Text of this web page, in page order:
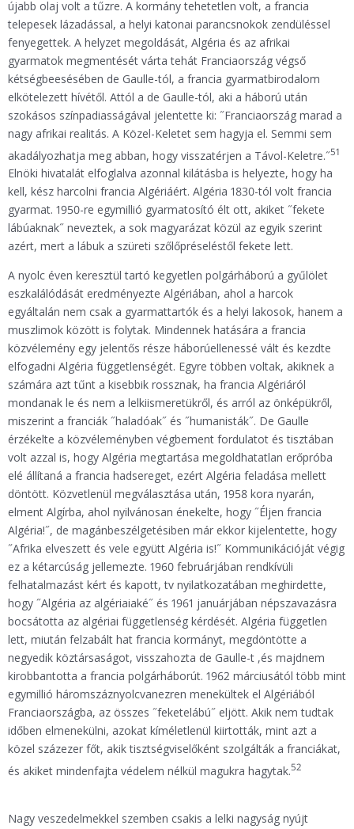
újabb olaj volt a tűzre. A kormány tehetetlen volt, a francia
telepesek lázadással, a helyi katonai parancsnokok zendüléssel
fenyegettek. A helyzet megoldását, Algéria és az afrikai
gyarmatok megmentését várta tehát Franciaország végső
kétségbeesésében de Gaulle-tól, a francia gyarmatbirodalom
elkötelezett hívétől. Attól a de Gaulle-tól, aki a háború után
szokásos színpadiasságával jelentette ki: ˝Franciaország marad a
nagy afrikai realitás. A Közel-Keletet sem hagyja el. Semmi sem
akadályozhatja meg abban, hogy visszatérjen a Távol-Keletre.˝51
Elnöki hivatalát elfoglalva azonnal kilátásba is helyezte, hogy ha
kell, kész harcolni francia Algériáért. Algéria 1830-tól volt francia
gyarmat. 1950-re egymillió gyarmatosító élt ott, akiket ˝fekete
lábúaknak˝ neveztek, a sok magyarázat közül az egyik szerint
azért, mert a lábuk a szüreti szőlőpréseléstől fekete lett.
A nyolc éven keresztül tartó kegyetlen polgárháború a gyűlölet
eszkalálódását eredményezte Algériában, ahol a harcok
egyáltalán nem csak a gyarmattartók és a helyi lakosok, hanem a
muszlimok között is folytak. Mindennek hatására a francia
közvélemény egy jelentős része háborúellenessé vált és kezdte
elfogadni Algéria függetlenségét. Egyre többen voltak, akiknek a
számára azt tűnt a kisebbik rossznak, ha francia Algériáról
mondanak le és nem a lelkiismeretükről, és arról az önképükről,
miszerint a franciák ˝haladóak˝ és ˝humanisták˝. De Gaulle
érzékelte a közvéleményben végbement fordulatot és tisztában
volt azzal is, hogy Algéria megtartása megoldhatatlan erőpróba
elé állítaná a francia hadsereget, ezért Algéria feladása mellett
döntött. Közvetlenül megválasztása után, 1958 kora nyarán,
elment Algírba, ahol nyilvánosan énekelte, hogy ˝Éljen francia
Algéria!˝, de magánbeszélgetésiben már ekkor kijelentette, hogy
˝Afrika elveszett és vele együtt Algéria is!˝ Kommunikációját végig
ez a kétarcúság jellemezte. 1960 februárjában rendkívüli
felhatalmazást kért és kapott, tv nyilatkozatában meghirdette,
hogy ˝Algéria az algériaiaké˝ és 1961 januárjában népszavazásra
bocsátotta az algériai függetlenség kérdését. Algéria független
lett, miután felzabált hat francia kormányt, megdöntötte a
negyedik köztársaságot, visszahozta de Gaulle-t ,és majdnem
kirobbantotta a francia polgárháborút. 1962 márciusától több mint
egymillió háromszáznyolcvanezren menekültek el Algériából
Franciaországba, az összes ˝feketelábú˝ eljött. Akik nem tudtak
időben elmenekülni, azokat kíméletlenül kiirtották, mint azt a
közel százezer főt, akik tisztségviselőként szolgálták a franciákat,
és akiket mindenfajta védelem nélkül magukra hagytak.52
Nagy veszedelmekkel szemben csakis a lelki nagyság nyújt